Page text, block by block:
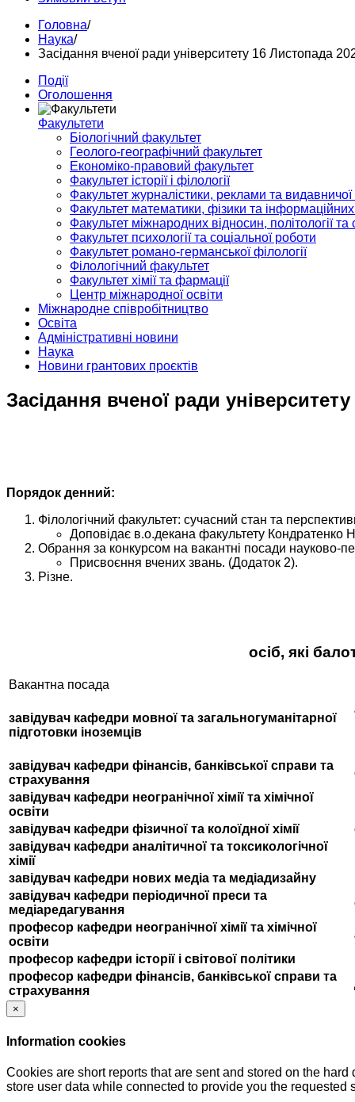
Головна/
Наука/
Засідання вченої ради університету 16 Листопада
Події
Оголошення
Факультети
Біологічний факультет
Геолого-географічний факультет
Економіко-правовий факультет
Факультет історії і філології
Факультет журналістики, реклами та
Факультет математики, фізики та інформаційних
Факультет міжнародних відносин, політології та
Факультет психології та соціальної роботи
Факультет романо-германської філології
Філологічний факультет
Факультет хімії та фармації
Центр міжнародної освіти
Міжнародне співробітництво
Освіта
Адміністративні новини
Наука
Новини грантових проєктів
Засідання вченої ради
Порядок денний:
Філологічний факультет: сучасний стан та
Доповідає в.о.декана факультету Кондратенко
Обрання за конкурсом на вакантні посади науково-
Присвоєння вчених звань. (Додаток 2).
Різне.
осіб, які
Вакантна посада
завідувач кафедри мовної та загальногуманітарної
підготовки іноземців
завідувач кафедри фінансів, банківської справи та
страхування
завідувач кафедри неогранічної хімії та хімічної
освіти
завідувач кафедри фізичної та колоїдної хімії
завідувач кафедри аналітичної та токсикологічної
хімії
завідувач кафедри нових медіа та медіадизайну
завідувач кафедри періодичної преси та
медіаредагування
професор кафедри неогранічної хімії та хімічної
освіти
професор кафедри історії і світової політики
професор кафедри фінансів, банківської справи та
страхування
×
Information cookies
Cookies are short reports that are sent and stored on the
store user data while connected to provide you the